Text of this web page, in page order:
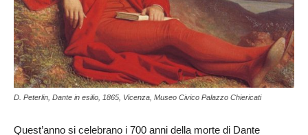
D. Peterlin, Dante in esilio, 1865, Vicenza, Museo Civico Palazzo Chiericati
Quest’anno si celebrano i 700 anni della morte di Dante